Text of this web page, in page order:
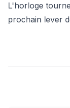
L'horloge
prochain lever